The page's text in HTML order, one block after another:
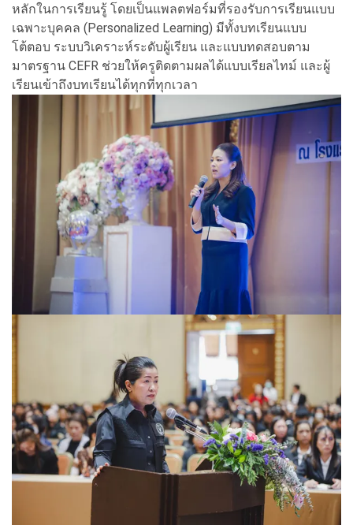
หลักในการเรียนรู้ โดยเป็นแพลตฟอร์มที่รองรับการเรียนแบบ
เฉพาะบุคคล (Personalized Learning) มีทั้งบทเรียนแบบ
โต้ตอบ ระบบวิเคราะห์ระดับผู้เรียน และแบบทดสอบตาม
มาตรฐาน CEFR ช่วยให้ครูติดตามผลได้แบบเรียลไทม์ และผู้
เรียนเข้าถึงบทเรียนได้ทุกที่ทุกเวลา